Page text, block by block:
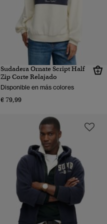
Sudadera Ornate Script Half
Zip Corte Relajado
Disponible en más colores
€ 79,99